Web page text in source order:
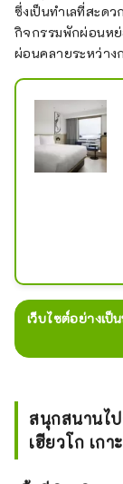
ซึ่งเป็นทำเลที่สะด
กิจกรรมพักผ่อนห
ผ่อนคลายระหว่าง
เว็บไซต์อย่างเ
สนุกสนานไ
เฮียวโก เกา